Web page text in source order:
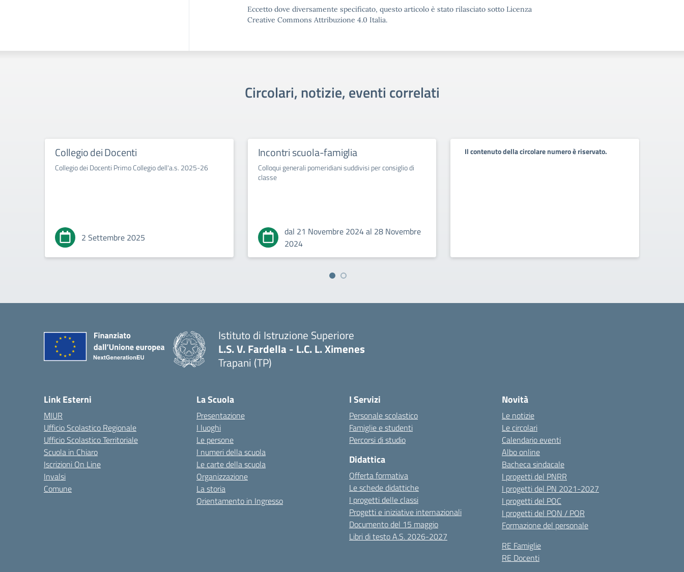
Eccetto dove diversamente specificato, questo articolo è stato rilasciato sotto Licenza
Creative Commons Attribuzione 4.0 Italia.
Circolari, notizie, eventi correlati
Collegio dei Docenti
Collegio dei Docenti Primo Collegio dell'a.s. 2025-26
2 Settembre 2025
Incontri scuola-famiglia
Colloqui generali pomeridiani suddivisi per consiglio di
classe
dal 21 Novembre 2024 al 28 Novembre
2024
Il contenuto della circolare numero è riservato.
Istituto di Istruzione Superiore
L.S. V. Fardella - L.C. L. Ximenes
Trapani (TP)
Link Esterni
MIUR
Ufficio Scolastico Regionale
Ufficio Scolastico Territoriale
Scuola in Chiaro
Iscrizioni On Line
Invalsi
Comune
La Scuola
Presentazione
I luoghi
Le persone
I numeri della scuola
Le carte della scuola
Organizzazione
La storia
Orientamento in Ingresso
I Servizi
Personale scolastico
Famiglie e studenti
Percorsi di studio
Didattica
Offerta formativa
Le schede didattiche
I progetti delle classi
Progetti e iniziative internazionali
Documento del 15 maggio
Libri di testo A.S. 2026-2027
Novità
Le notizie
Le circolari
Calendario eventi
Albo online
Bacheca sindacale
I progetti del PNRR
I progetti del PN 2021-2027
I progetti del POC
I progetti del PON / POR
Formazione del personale
RE Famiglie
RE Docenti